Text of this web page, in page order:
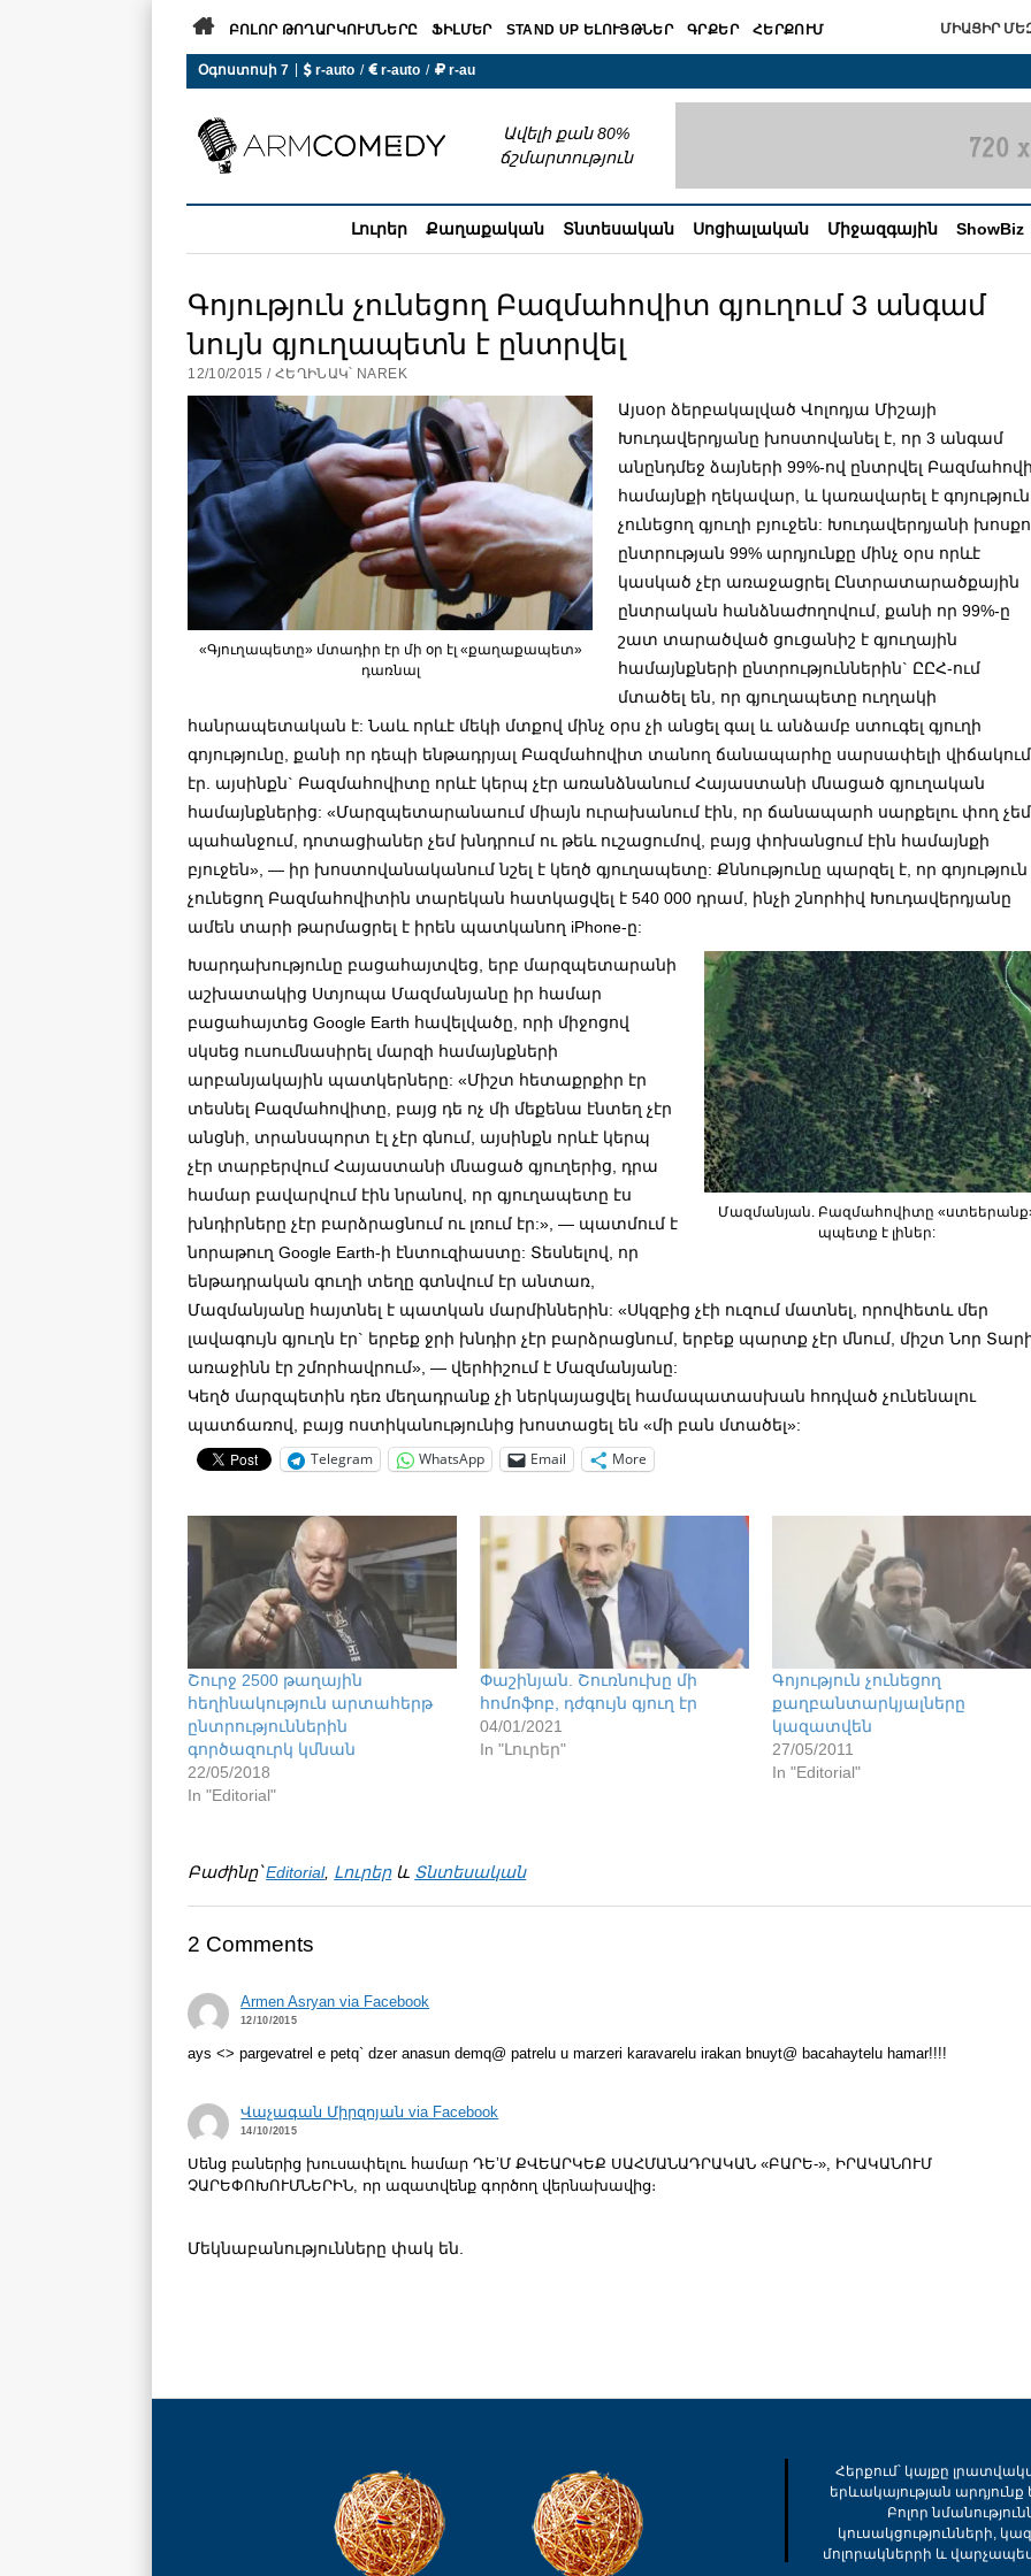
 ԲՈԼՈՐ ԹՈՂԱՐԿՈՒՄՆԵՐԸ ՖԻԼՄԵՐ STAND UP ԵԼՈՒՅԹՆԵՐ ԳՐՔԵՐ ՀԵՐՔՈՒՄ ՄԻԱՑԻՐ
Օգոստոսի 7 |  r-auto /  r-auto /  r-au
Ավելի քան 80%
ճշմարտություն
Լուրեր Քաղաքական Տնտեսական Սոցիալական Միջազգային ShowBiz
Գոյություն չունեցող Բազմահովիտ գյուղում 3 անգամ
նույն գյուղապետն է ընտրվել
12/10/2015 / ՀԵՂԻՆԱԿ՝ NAREK
«Գյուղապետը» մտադիր էր մի օր էլ «քաղաքապետ»
դառնալ
Այսօր ձերբակալված Վոլոդյա Միշայի
Խուդավերդյանը խոստովանել է, որ 3 անգամ
անընդմեջ ձայների 99%-ով ընտրվել
համայնքի ղեկավար, և կառավարել է գոյություն
չունեցող գյուղի բյուջեն: Խուդավերդյանի
ընտրության 99% արդյունքը մինչ օրս որևէ
կասկած չէր առաջացրել Ընտրատարածքային
ընտրական հանձնաժողովում, քանի որ 99%-ը
շատ տարածված ցուցանիշ է գյուղային
համայնքների ընտրություններին` ԸԸՀ-ում
մտածել են, որ գյուղապետը ուղղակի
հանրապետական է: Նաև որևէ մեկի մտքով մինչ օրս չի անցելգալ և անձամբ ստուգել գյուղի
գոյությունը, քանի որ դեպի ենթադրյալ Բազմահովիտ տանող ճանապարհը սարսափելի վիճակում
էր. այսինքն` Բազմահովիտը որևէ կերպ չէր առանձնանում Հայաստանի մնացած գյուղական
համայնքներից: «Մարզպետարանաում միայն ուրախանում էին, որ ճանապարհ սարքելու փող չեմ
պահանջում, դոտացիաներ չեմ խնդրում ու թեև ուշացումով, բայց փոխանցում էին համայնքի
բյուջեն», — իր խոստովանականում նշել է կեղծ գյուղապետը: Քննությունը պարզել է, որ գոյություն
չունեցող Բազմահովիտին տարեկան հատկացվել է 540 000 դրամ, ինչի շնորհիվ Խուդավերդյանը
ամեն տարի թարմացրել է իրեն պատկանող iPhone-ը:
Մազմանյան. Բազմահովիտը
պպետք է լիներ:
Խարդախությունը բացահայտվեց, երբ մարզպետարանի
աշխատակից Ստյոպա Մազմանյանը իր համար
բացահայտեց Google Earth հավելվածը, որի միջոցով
սկսեց ուսումնասիրել մարզի համայնքների
արբանյակային պատկերները: «Միշտ հետաքրքիր էր
տեսնել Բազմահովիտը, բայց դե ոչ մի մեքենա էնտեղ չէր
անցնի, տրանսպորտ էլ չէր գնում, այսինքն որևէ կերպ
չէր տարբերվում Հայաստանի մնացած գյուղերից, դրա
համար բավարվում էին նրանով, որ գյուղապետը էս
խնդիրները չէր բարձրացնում ու լռում էր:», — պատմում է
նորաթուղ Google Earth-ի էնտուզիաստը: Տեսնելով, որ
ենթադրական գուղի տեղը գտնվում էր անտառ,
Մազմանյանը հայտնել է պատկան մարմիններին: «Սկզբից չէի ուզում մատնել, որովհետև մեր
լավագույն գյուղն էր` երբեք ջրի խնդիր չէր բարձրացնում, երբեք պարտք չէր մնում, միշտ Նոր
առաջինն էր շմորհավրում», — վերհիշում է Մազմանյանը:
Կեղծ մարզպետին դեռ մեղադրանք չի ներկայացվել համապատասխան հոդված չունենալու
պատճառով, բայց ոստիկանությունից խոստացել են «մի բան մտածել»:
Telegram WhatsApp Email More
Շուրջ 2500 թաղային
հեղինակություն արտահերթ
ընտրություններին
գործազուրկ կմնան
22/05/2018
In "Editorial"
Փաշինյան. Շուռնուխը մի
հոմոֆոբ, դժգույն գյուղ էր
04/01/2021
In "Լուրեր"
Գոյություն չունեցող
քաղբանտարկյալները
կազատվեն
27/05/2011
In "Editorial"
Բաժինը՝Editorial, Լուրերև Տնտեսական
2 Comments
Armen Asryan via Facebook
12/10/2015
ays <> pargevatrel e petq` dzer anasun demq@ patrelu u marzeri karavarelu irakan bnuyt@ bacahaytelu hamar!!!!
Վաչագան Միրզոյան via Facebook
14/10/2015
Սենց բաներից խուսափելու համար ԴԵ’Մ ՔՎԵԱՐԿԵՔ ՍԱՀՄԱՆԱԴՐԱԿԱՆ «ԲԱՐԵ-», ԻՐԱԿԱՆՈՒՄ
ՉԱՐԵՓՈԽՈՒՄՆԵՐԻՆ, որ ազատվենք գործող վերնախավից։
Մեկնաբանությունները փակ են.
Հերքում՝ կայքը
երևակայության արդյունք
Բոլոր
կուսակցությունների,
մոլորակներրի և